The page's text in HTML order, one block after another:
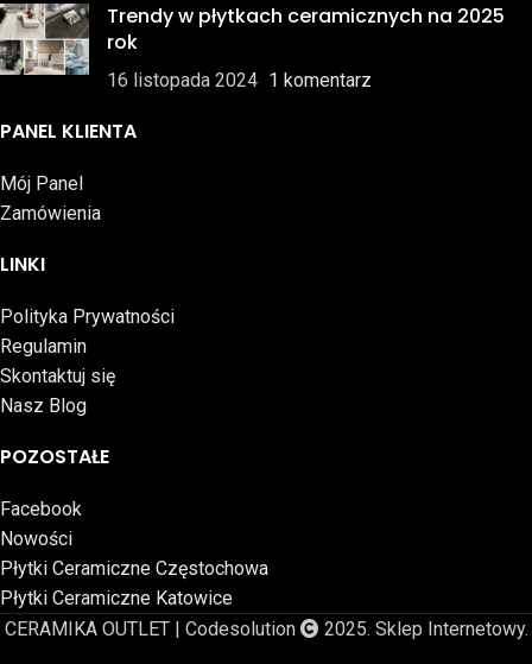
Trendy w płytkach ceramicznych na 2025
rok
16 listopada 2024 1 komentarz
PANEL KLIENTA
Mój Panel
Zamówienia
LINKI
Polityka Prywatności
Regulamin
Skontaktuj się
Nasz Blog
POZOSTAŁE
Facebook
Nowości
Płytki Ceramiczne Częstochowa
Płytki Ceramiczne Katowice
CERAMIKA OUTLET | Codesolution
2025. Sklep Internetowy.